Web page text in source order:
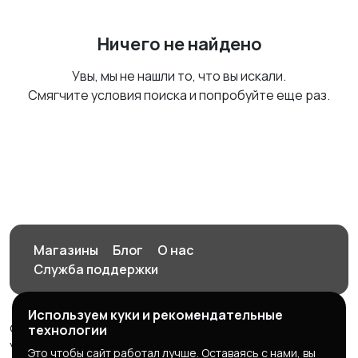
Ничего не найдено
Увы, мы не нашли то, что вы искали.
Смягчите условия поиска и попробуйте еще раз.
Магазины Блог
О нас
Служба поддержки
© 2026 Орен-АЙ - Авто | Недвижимость | Работа |
Услуги
Используем куки и рекомендательные
технологии
Это чтобы сайт работал лучше. Оставаясь с нами, вы